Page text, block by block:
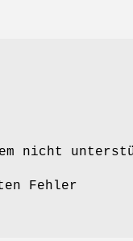
nicht
Fehler